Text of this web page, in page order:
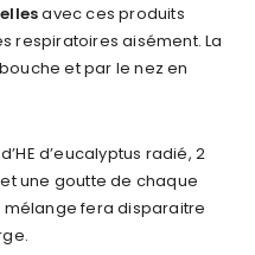
avec ces produits
respiratoires aisément. La
et par le nez en
d’eucalyptus radié, 2
une goutte de chaque
mélange fera disparaitre